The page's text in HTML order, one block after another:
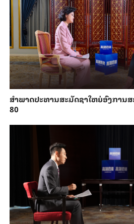
ສຳ​ພາດ​ປະ​ທານສະ​ມັດ​ຊາ​ໃຫຍ່​ອົງ​ການ
80